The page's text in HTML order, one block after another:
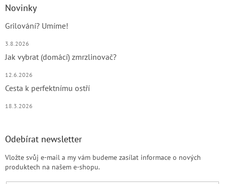
Novinky
Grilování? Umíme!
3.8.2026
Jak vybrat (domácí) zmrzlinovač?
12.6.2026
Cesta k perfektnímu ostří
18.3.2026
Odebírat newsletter
Vložte svůj e-mail a my vám budeme zasílat informace o nových
produktech na našem e-shopu.